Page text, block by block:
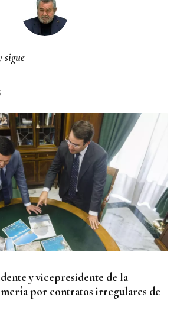
sigue
y vicepresidente de la
por contratos irregulares de